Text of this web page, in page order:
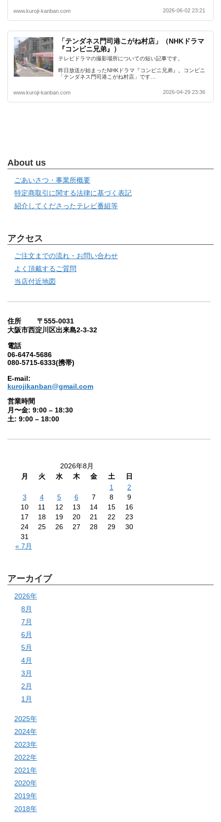
www.kuroji-kanban.com 2026-06-02 23:21
「テンダネス門司港こがね村店」（NHKドラマ
『コンビニ兄弟』）
テレビドラマの撮影場所についての短い記事です。
昨日放送が始まったNHKドラマ『コンビニ兄弟』。コンビニ
「テンダネス門司港こがね村店」です…
www.kuroji-kanban.com 2026-04-29 23:36
About us
ごあいさつ・事業所概要
特定商取引に関する法律に基づく表記
紹介してくださったテレビ番組等
アクセス
ご注文までの流れ・お問い合わせ
よく頂戴するご質問
当店付近地図
住所 〒555-0031
大阪市西淀川区出来島2-3-32
電話
06-6474-5686
080-5715-6333(携帯)
E-mail:
kurojikanban@gmail.com
営業時間
月〜金: 9:00 – 18:30
土: 9:00 – 18:00
2026年8月
月
火 水 木 金 土
日
1
2
3
4 5 6 7 8
9
10
11 12 13 14 15
16
17
18 19 20 21 22
23
24
25 26 27 28 29
30
31
« 7月
アーカイブ
2026年
8月
7月
6月
5月
4月
3月
2月
1月
2025年
2024年
2023年
2022年
2021年
2020年
2019年
2018年